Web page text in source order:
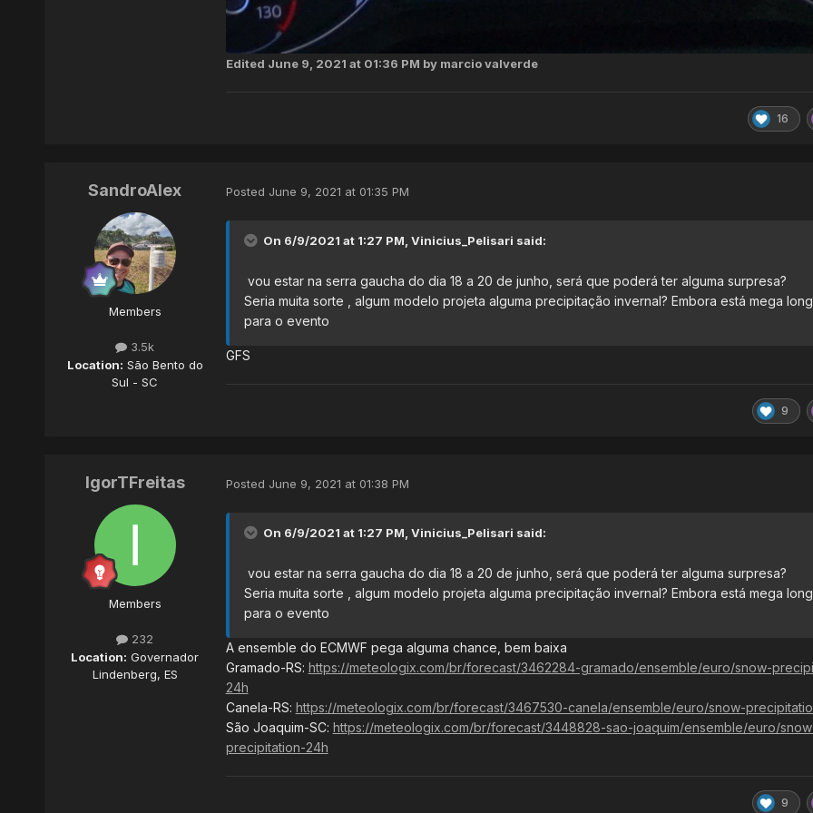
Edited June 9, 2021 at 01:36 PM by marcio valverde
16
SandroAlex
Members
3.5k
Location: São Bento do
Sul - SC
Posted June 9, 2021 at 01:35 PM
On 6/9/2021 at 1:27 PM, Vinicius_Pelisari said:
vou estar na serra gaucha do dia 18 a 20 de junho, será que poderá ter alguma surpresa?
Seria muita sorte , algum modelo projeta alguma precipitação invernal? Embora está mega
para o evento
GFS
9
IgorTFreitas
Members
232
Location: Governador
Lindenberg, ES
Posted June 9, 2021 at 01:38 PM
On 6/9/2021 at 1:27 PM, Vinicius_Pelisari said:
vou estar na serra gaucha do dia 18 a 20 de junho, será que poderá ter alguma surpresa?
Seria muita sorte , algum modelo projeta alguma precipitação invernal? Embora está mega
para o evento
A ensemble do ECMWF pega alguma chance, bem baixa
Gramado-RS: https://meteologix.com/br/forecast/3462284-gramado/ensemble/euro/snow-
24h
Canela-RS: https://meteologix.com/br/forecast/3467530-canela/ensemble/euro/snow-
São Joaquim-SC: https://meteologix.com/br/forecast/3448828-sao-joaquim/ensemble/euro/
precipitation-24h
9